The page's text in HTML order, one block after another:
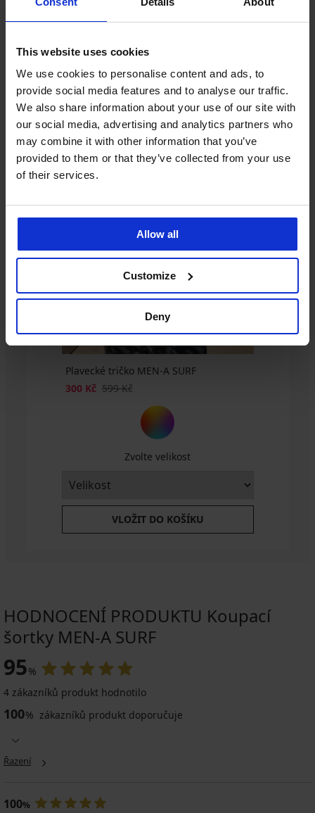
This website uses cookies
We use cookies to personalise content and ads, to
provide social media features and to analyse our traffic.
We also share information about your use of our site with
our social media, advertising and analytics partners who
may combine it with other information that you’ve
provided to them or that they’ve collected from your use
of their services.
Allow all
Customize
Deny
Pánské
koupací
šortky
AND
JONES
749
Koupací
JONES
Double
Koupací
599
4,7
Koupací
šortky
MEN-
A
Leo
Kč
-40%
PREMIUM
Koupací
šortky
Calvin
1 199
Kč
-30%
5
Koupací
šortky
MEN-
A
Port
Kč
599
1+1 ZDARMA
5
Koupací
šortky
Dean
Kč
Pánské
koupací
šortky
AND
JONES
599
Ze stejné kolekce
Plavecké tričko MEN-A SURF
300 Kč 599 Kč
Zvolte velikost
VLOŽIT DO KOŠÍKU
HODNOCENÍ PRODUKTU Koupací
šortky MEN-A SURF
95%
4 zákazníků produkt hodnotilo
100% zákazníků produkt doporučuje
Řazení
100%